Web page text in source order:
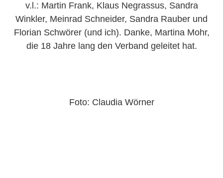
v.l.: Martin Frank, Klaus Negrassus, Sandra
Winkler, Meinrad Schneider, Sandra Rauber und
Florian Schwörer (und ich). Danke, Martina Mohr,
die 18 Jahre lang den Verband geleitet hat.
Foto: Claudia Wörner